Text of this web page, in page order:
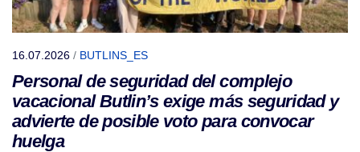
16.07.2026 / BUTLINS_ES
Personal de seguridad del complejo
vacacional Butlin’s exige más seguridad y
advierte de posible voto para convocar
huelga